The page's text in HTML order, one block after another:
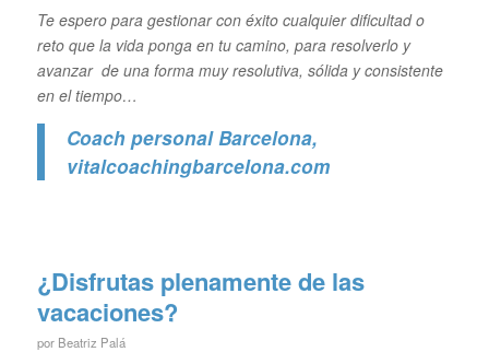
Te espero para gestionar con éxito cualquier dificultad o
reto que la vida ponga en tu camino, para resolverlo y
avanzar de una forma muy resolutiva, sólida y consistente
en el tiempo…
Coach personal Barcelona,
vitalcoachingbarcelona.com
¿Disfrutas plenamente de las
vacaciones?
por Beatriz Palá